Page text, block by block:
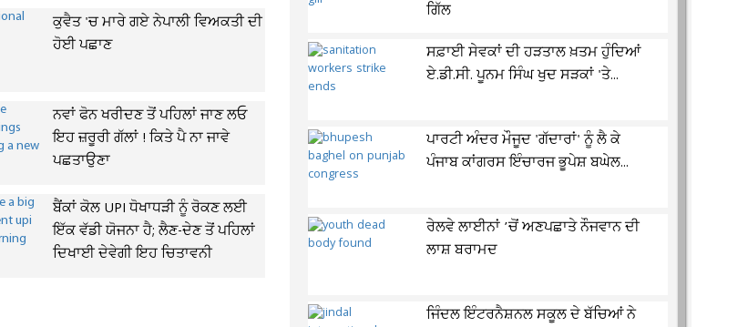
ਕੁਵੈਤ 'ਚ ਮਾਰੇ ਗਏ ਨੇਪਾਲੀ ਵਿਅਕਤੀ ਦੀ
ਹੋਈ ਪਛਾਣ
ਨਵਾਂ ਫੋਨ ਖਰੀਦਣ ਤੋਂ ਪਹਿਲਾਂ ਜਾਣ ਲਓ
ਇਹ ਜ਼ਰੂਰੀ ਗੱਲਾਂ ! ਕਿਤੇ ਪੈ ਨਾ ਜਾਵੇ
ਪਛਤਾਉਣਾ
ਬੈਂਕਾਂ ਕੋਲ UPI ਧੋਖਾਧੜੀ ਨੂੰ ਰੋਕਣ ਲਈ
ਇੱਕ ਵੱਡੀ ਯੋਜਨਾ ਹੈ; ਲੈਣ-ਦੇਣ ਤੋਂ ਪਹਿਲਾਂ
ਦਿਖਾਈ ਦੇਵੇਗੀ ਇਹ ਚਿਤਾਵਨੀ
ਗਿੱਲ
ਸਫ਼ਾਈ ਸੇਵਕਾਂ ਦੀ ਹੜਤਾਲ ਖ਼ਤਮ ਹੁੰਦਿਆਂ
ਏ.ਡੀ.ਸੀ. ਪੂਨਮ ਸਿੰਘ ਖੁਦ ਸੜਕਾਂ 'ਤੇ...
ਪਾਰਟੀ ਅੰਦਰ ਮੌਜੂਦ 'ਗੱਦਾਰਾਂ' ਨੂੰ ਲੈ ਕੇ
ਪੰਜਾਬ ਕਾਂਗਰਸ ਇੰਚਾਰਜ ਭੂਪੇਸ਼ ਬਘੇਲ...
ਰੇਲਵੇ ਲਾਈਨਾਂ ’ਚੋਂ ਅਣਪਛਾਤੇ ਨੌਜਵਾਨ ਦੀ
ਲਾਸ਼ ਬਰਾਮਦ
ਜਿੰਦਲ ਇੰਟਰਨੈਸ਼ਨਲ ਸਕੂਲ ਦੇ ਬੱਚਿਆਂ ਨੇ